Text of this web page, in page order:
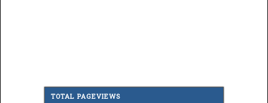
TOTAL PAGEVIEWS